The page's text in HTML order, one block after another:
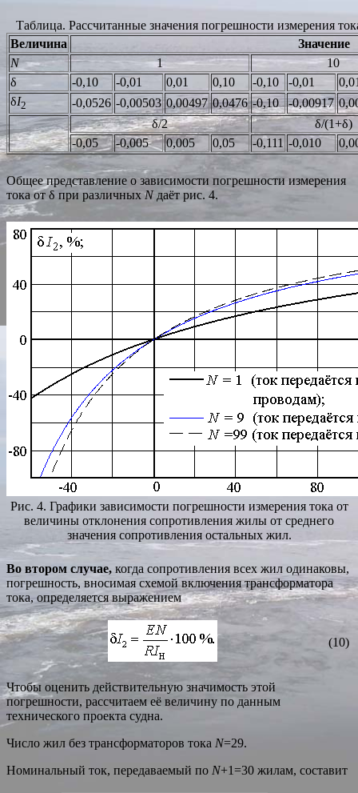
Таблица. Рассчитанные значения погрешности измерения
Величина
Значение
N
1
10
δ
-0,10 -0,01 0,01 0,10 -0,10 -0,01
δI2 -0,0526 -0,00503 0,00497 0,0476 -0,10 -0,00917
δ/2
δ/(1+δ)
-0,05
-0,005 0,005 0,05 -0,111 -0,010
Общее представление о зависимости погрешности измерения
тока от δ при различных Nдаёт рис. 4.
Рис. 4. Графики зависимости погрешности измерения тока от
величины отклонения сопротивления жилы от среднего
значения сопротивления остальных жил.
Во втором случае, когда сопротивления всех жил одинаковы,
погрешность, вносимая схемой включения трансформатора
тока, определяется выражением
(10)
Чтобы оценить действительную значимость этой
погрешности, рассчитаем её величину по данным
технического проекта судна.
Число жил без трансформаторов тока N=29.
Номинальный ток, передаваемый по N+1=30 жилам, составит